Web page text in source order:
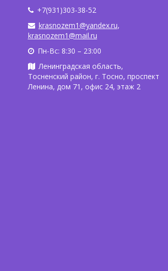
+7(931)303-38-52
krasnozem1@yandex.ru,
krasnozem1@mail.ru
Пн-Вс: 8:30 – 23:00
Ленинградская область,
Тосненский район, г. Тосно, проспект
Ленина, дом 71, офис 24, этаж 2